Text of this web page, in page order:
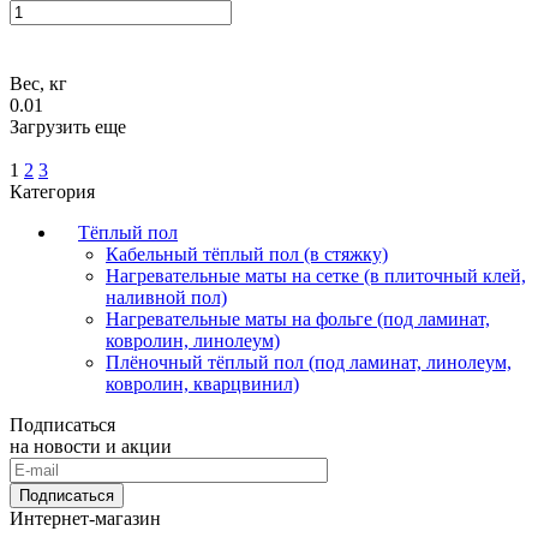
Вес, кг
0.01
Загрузить еще
1 2 3
Категория
Тёплый пол
Кабельный тёплый пол (в стяжку)
Нагревательные маты на сетке (в плиточный клей,
наливной пол)
Нагревательные маты на фольге (под ламинат,
ковролин, линолеум)
Плёночный тёплый пол (под ламинат, линолеум,
ковролин, кварцвинил)
Подписаться
на новости и акции
Подписаться
Интернет-магазин